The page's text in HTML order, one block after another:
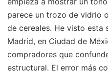
parece un trozo de vidrio
de cereales. He visto esta
Madrid, en Ciudad de
compradores que
estructural. El error más